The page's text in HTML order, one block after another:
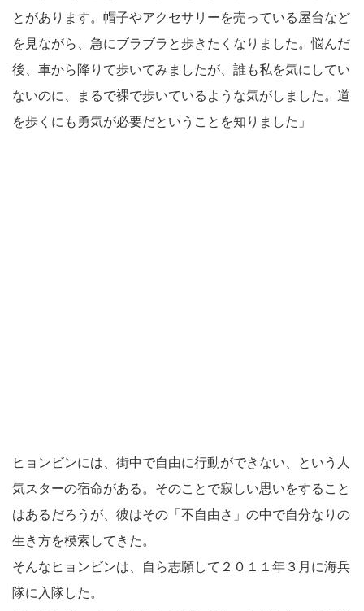
とがあります。帽子やアクセサリーを売っている屋台など
を見ながら、急にブラブラと歩きたくなりました。悩んだ
後、車から降りて歩いてみましたが、誰も私を気にしてい
ないのに、まるで裸で歩いているような気がしました。道
を歩くにも勇気が必要だということを知りました」
ヒョンビンには、街中で自由に行動ができない、という人
気スターの宿命がある。そのことで寂しい思いをすること
はあるだろうが、彼はその「不自由さ」の中で自分なりの
生き方を模索してきた。
そんなヒョンビンは、自ら志願して２０１１年３月に海兵
隊に入隊した。